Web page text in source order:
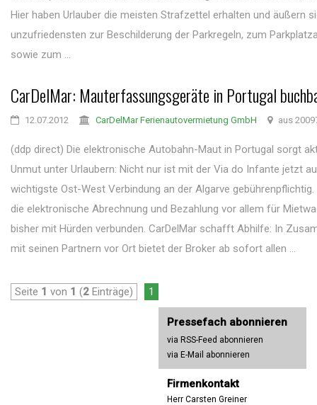
Hier haben Urlauber die meisten Strafzettel erhalten und äußern
unzufriedensten zur Beschilderung der Parkregeln, zum
sowie zum ...
CarDelMar: Mauterfassungsgeräte in Portugal
12.07.2012 CarDelMar Ferienautovermietung GmbH aus
(ddp direct) Die elektronische Autobahn-Maut in Portugal sorgt
Unmut unter Urlaubern: Nicht nur ist mit der Via do Infante jetzt
wichtigste Ost-West Verbindung an der Algarve
die elektronische Abrechnung und Bezahlung vor allem für
bisher mit Hürden verbunden. CarDelMar schafft Abhilfe: In
mit seinen Partnern vor Ort bietet der Broker ab sofort allen ...
Seite 1 von 1 (2 Einträge) 1
Pressefach abonnieren
via RSS-Feed abonnieren
via E-Mail abonnieren
Firmenkontakt
Herr Carsten Greiner